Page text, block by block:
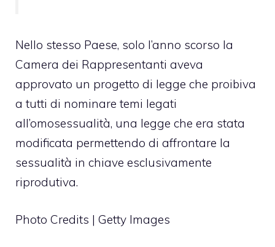
Nello stesso Paese, solo l’anno scorso la
Camera dei Rappresentanti aveva
approvato un progetto di legge che proibiva
a tutti di nominare temi legati
all’omosessualità, una legge che era stata
modificata permettendo di affrontare la
sessualità in chiave esclusivamente
riprodutiva.
Photo Credits | Getty Images